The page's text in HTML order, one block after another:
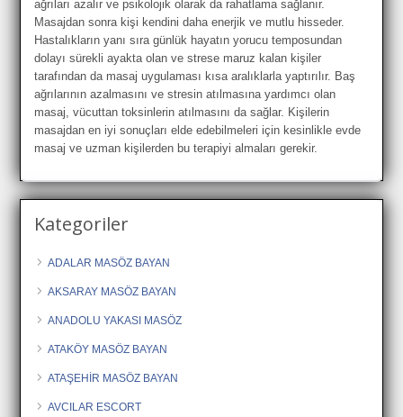
ağrıları azalır ve psikolojik olarak da rahatlama sağlanır.
Masajdan sonra kişi kendini daha enerjik ve mutlu hisseder.
Hastalıkların yanı sıra günlük hayatın yorucu temposundan
dolayı sürekli ayakta olan ve strese maruz kalan kişiler
tarafından da masaj uygulaması kısa aralıklarla yaptırılır. Baş
ağrılarının azalmasını ve stresin atılmasına yardımcı olan
masaj, vücuttan toksinlerin atılmasını da sağlar. Kişilerin
masajdan en iyi sonuçları elde edebilmeleri için kesinlikle evde
masaj ve uzman kişilerden bu terapiyi almaları gerekir.
Kategoriler
ADALAR MASÖZ BAYAN
AKSARAY MASÖZ BAYAN
ANADOLU YAKASI MASÖZ
ATAKÖY MASÖZ BAYAN
ATAŞEHİR MASÖZ BAYAN
AVCILAR ESCORT